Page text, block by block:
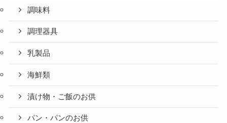
調味料
調理器具
乳製品
海鮮類
漬け物・ご飯のお供
パン・パンのお供